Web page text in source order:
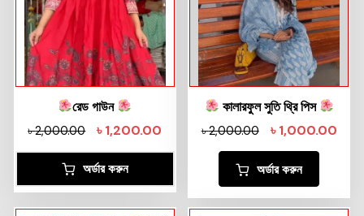
রেড গাউন
৳2,000.00 ৳1,200.00
অর্ডার করুন
কালারফুল সুতি থ্রি পিস
৳2,000.00 ৳1,000.00
অর্ডার করুন